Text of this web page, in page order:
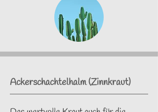
Ackerschachtelhalm (Zinnkraut)